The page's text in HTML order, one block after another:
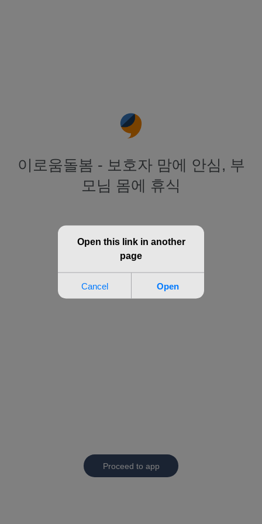
이로움돌봄 - 보호자 맘에 안심, 부
모님 몸에 휴식
Proceed to app